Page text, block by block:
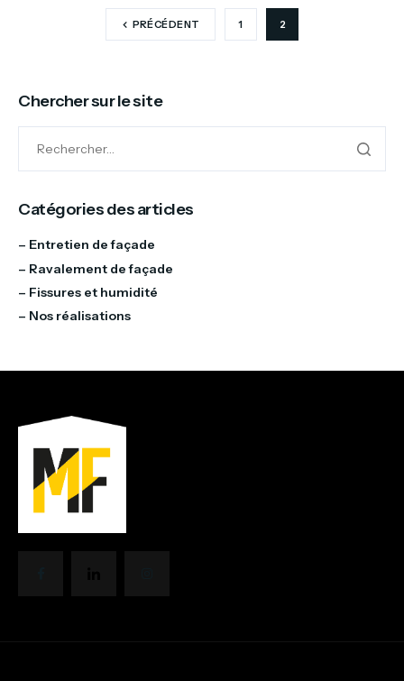
PRÉCÉDENT 1 2
Chercher sur le site
Catégories des articles
– Entretien de façade
– Ravalement de façade
– Fissures et humidité
– Nos réalisations